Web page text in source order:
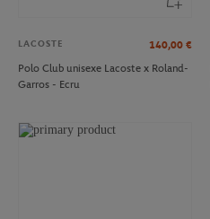
LACOSTE 140,00 €
Polo Club unisexe Lacoste x Roland-
Garros - Ecru